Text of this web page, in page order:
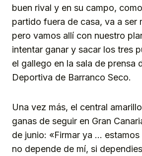
buen rival y en su campo,
partido fuera de casa, va a ser
pero vamos allí con nuestro
intentar ganar y sacar los tres
el gallego en la sala de prensa
Deportiva de Barranco Seco.
Una vez más, el central
ganas de seguir en Gran
de junio: «Firmar ya …
no depende de mí, si